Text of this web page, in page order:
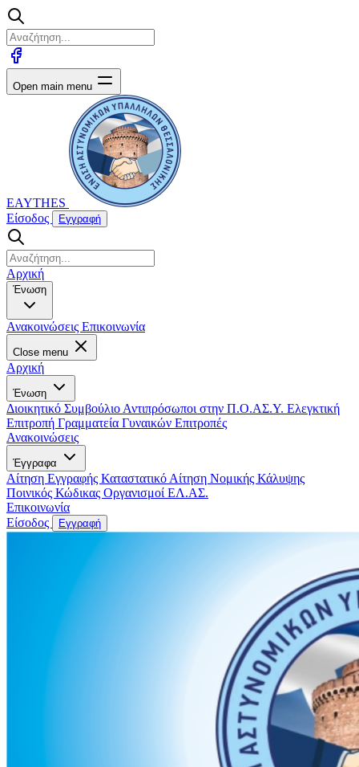
Open main menu
EAYTHES
Είσοδος
Εγγραφή
Αρχική
Ένωση
Ανακοινώσεις Επικοινωνία
Close menu
Αρχική
Ένωση
Διοικητικό Συμβούλιο Αντιπρόσωποι στην Π.Ο.ΑΣ.Υ. Ελεγκτική
Επιτροπή Γραμματεία Γυναικών Επιτροπές
Ανακοινώσεις
Έγγραφα
Αίτηση Εγγραφής Καταστατικό Αίτηση Νομικής Κάλυψης
Ποινικός Κώδικας Οργανισμοί ΕΛ.ΑΣ.
Επικοινωνία
Είσοδος
Εγγραφή